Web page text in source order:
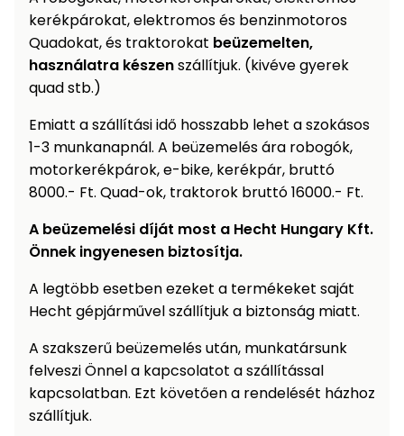
kerékpárokat, elektromos és benzinmotoros
Quadokat, és traktorokat beüzemelten,
használatra készenszállítjuk. (kivéve gyerek
quad stb.)
Emiatt a szállítási idő hosszabb lehet a szokásos
1-3 munkanapnál. A beüzemelés ára robogók,
motorkerékpárok, e-bike, kerékpár, bruttó
8000.- Ft. Quad-ok, traktorok bruttó 16000.- Ft.
A beüzemelési díját most a Hecht Hungary Kft.
Önnek ingyenesen biztosítja.
A legtöbb esetben ezeket a termékeket saját
Hecht gépjárművel szállítjuk a biztonság miatt.
A szakszerű beüzemelés után, munkatársunk
felveszi Önnel a kapcsolatot a szállítással
kapcsolatban. Ezt követően a rendelését házhoz
szállítjuk.